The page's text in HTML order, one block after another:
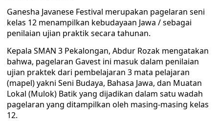
Ganesha Javanese Festival merupakan pagelaran seni
kelas 12 menampilkan kebudayaan Jawa / sebagai
penilaian ujian praktik secara tahunan.
Kepala SMAN 3 Pekalongan, Abdur Rozak mengatakan
bahwa, pagelaran Gavest ini masuk dalam penilaian
ujian praktek dari pembelajaran 3 mata pelajaran
(mapel) yakni Seni Budaya, Bahasa Jawa, dan Muatan
Lokal (Mulok) Batik yang dijadikan dalam satu wadah
pagelaran yang ditampilkan oleh masing-masing kelas
12.